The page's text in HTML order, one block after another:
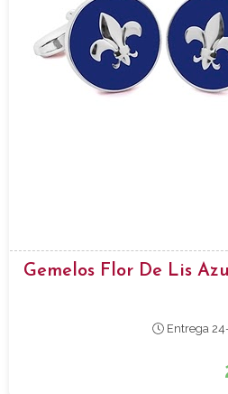
Gemelos Flor De Lis Azul
Entrega